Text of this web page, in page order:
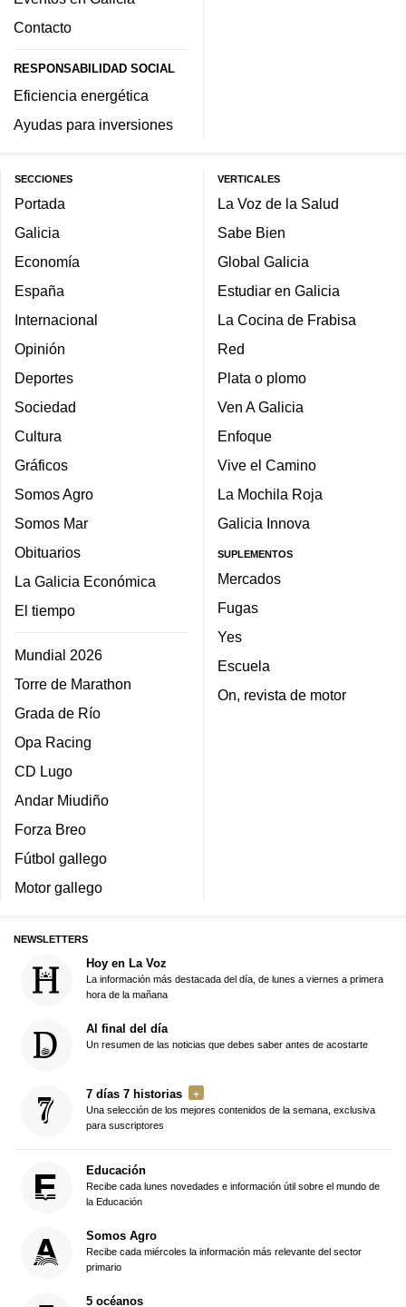
Contacto
RESPONSABILIDAD SOCIAL
Eficiencia energética
Ayudas para inversiones
SECCIONES
Portada
Galicia
Economía
España
Internacional
Opinión
Deportes
Sociedad
Cultura
Gráficos
Somos Agro
Somos Mar
Obituarios
La Galicia Económica
El tiempo
Mundial 2026
Torre de Marathon
Grada de Río
Opa Racing
CD Lugo
Andar Miudiño
Forza Breo
Fútbol gallego
Motor gallego
VERTICALES
La Voz de la Salud
Sabe Bien
Global Galicia
Estudiar en Galicia
La Cocina de Frabisa
Red
Plata o plomo
Ven A Galicia
Enfoque
Vive el Camino
La Mochila Roja
Galicia Innova
SUPLEMENTOS
Mercados
Fugas
Yes
Escuela
On, revista de motor
NEWSLETTERS
Hoy en La Voz
La información más destacada del día, de lunes a viernes a primera
hora de la mañana
Al final del día
Un resumen de las noticias que debes saber antes de acostarte
7 días 7 historias
Una selección de los mejores contenidos de la semana, exclusiva
para suscriptores
Educación
Recibe cada lunes novedades e información útil sobre el mundo de
la Educación
Somos Agro
Recibe cada miércoles la información más relevante del sector
primario
5 océanos